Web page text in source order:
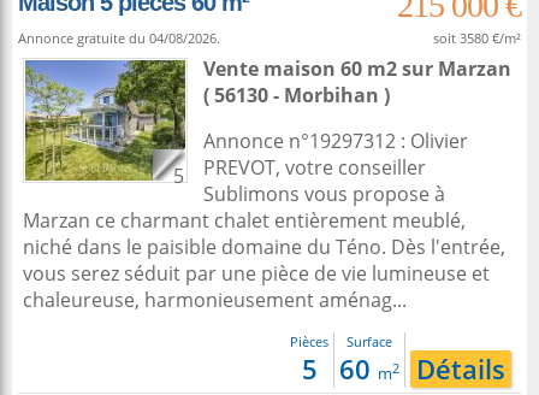
Annonce gratuite du 04/08/2026. soit 3580 €/m²
5
Vente maison 60 m2sur Marzan
( 56130 - Morbihan )
Annonce n°19297312 : Olivier
PREVOT, votre conseiller
Sublimons vous propose à
Marzan ce charmant chalet entièrement meublé,
niché dans le paisible domaine du Téno. Dès l'entrée,
vous serez séduit par une pièce de vie lumineuse et
chaleureuse, harmonieusement aménag...
Pièces
5
Surface
60 m2 Détails